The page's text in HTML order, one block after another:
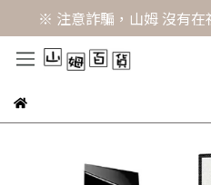
※ 注意詐騙，山姆 沒有在